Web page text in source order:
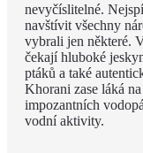
nevyčíslitelné.
navštívit všechny
vybrali jen některé.
čekají hluboké
ptáků a také
Khorani zase láká
impozantních
vodní aktivity.